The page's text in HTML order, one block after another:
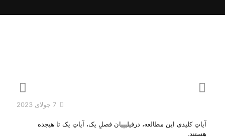
7 جولای 2023
آیاتِ کلیدی این مطالعه، درفیلیپیان فصلِ یک، آیاتِ یک تا هیجده
هستند.